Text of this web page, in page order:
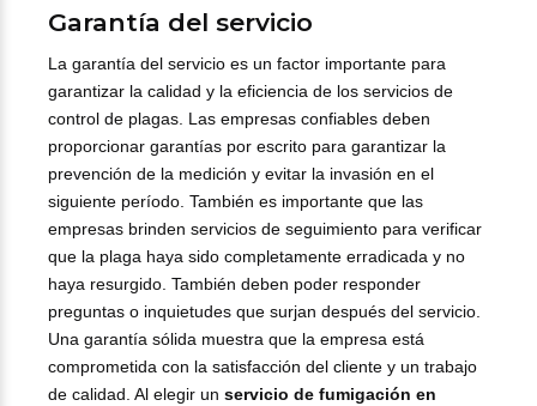
Garantía del servicio
La garantía del servicio es un factor importante para
garantizar la calidad y la eficiencia de los servicios de
control de plagas. Las empresas confiables deben
proporcionar garantías por escrito para garantizar la
prevención de la medición y evitar la invasión en el
siguiente período. También es importante que las
empresas brinden servicios de seguimiento para verificar
que la plaga haya sido completamente erradicada y no
haya resurgido. También deben poder responder
preguntas o inquietudes que surjan después del servicio.
Una garantía sólida muestra que la empresa está
comprometida con la satisfacción del cliente y un trabajo
de calidad. Al elegir un servicio de fumigación en